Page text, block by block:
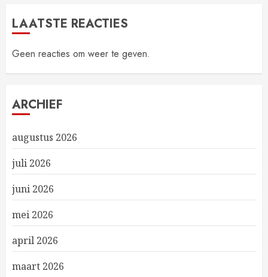
LAATSTE REACTIES
Geen reacties om weer te geven.
ARCHIEF
augustus 2026
juli 2026
juni 2026
mei 2026
april 2026
maart 2026